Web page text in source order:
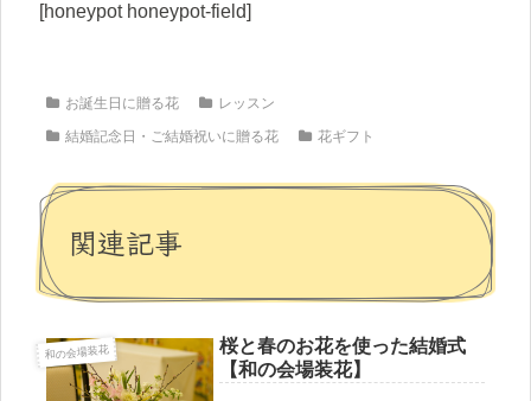
[honeypot honeypot-field]
お誕生日に贈る花
レッスン
結婚記念日・ご結婚祝いに贈る花
花ギフト
関連記事
和の会場装花
桜と春のお花を使った結婚式
【和の会場装花】